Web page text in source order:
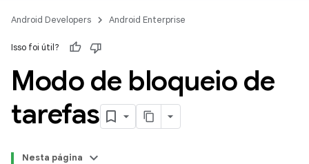
Android Developers Android Enterprise
Isso foi útil?
Modo de bloqueio de
tarefas
Nesta página